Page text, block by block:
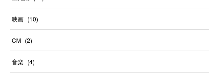
映画 (10)
CM (2)
音楽 (4)